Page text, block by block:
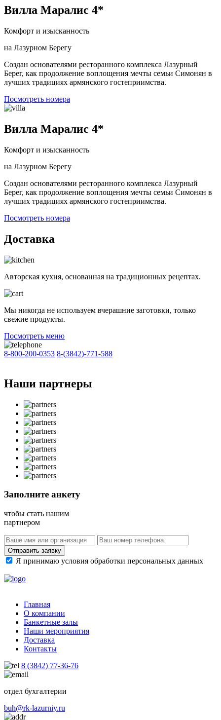
Вилла Маралис 4*
Комфорт и изысканность
на Лазурном Берегу
Создан основателями ресторанного комплекса Лазурный
Берег, как продолжение воплощения мечты семьи Симонян в
лучших традициях армянского гостеприимства.
Посмотреть номера
Вилла Маралис 4*
Комфорт и изысканность
на Лазурном Берегу
Создан основателями ресторанного комплекса Лазурный
Берег, как продолжение воплощения мечты семьи Симонян в
лучших традициях армянского гостеприимства.
Посмотреть номера
Доставка
Авторская кухня, основанная на традиционных рецептах.
Мы никогда не используем вчерашние заготовки, только
свежие продукты.
Посмотреть меню
8-800-200-0353 8-(3842)-771-588
Наши партнеры
Заполните анкету
чтобы стать нашим
партнером
Отправить заявку
Я принимаю условия обработки персональных данных
Главная
О компании
Банкетные залы
Наши мероприятия
Доставка
Контакты
8 (3842) 77-36-76
отдел бухгалтерии
buh@rk-lazurniy.ru